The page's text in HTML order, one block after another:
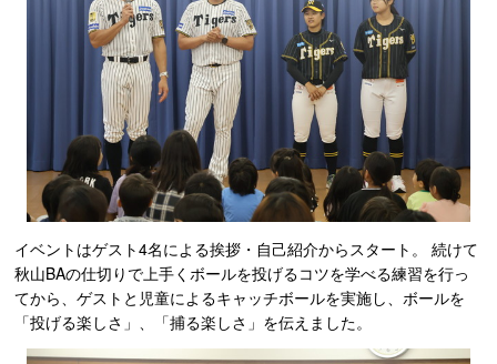
イベントはゲスト4名による挨拶・自己紹介からスタート。 続けて
秋山BAの仕切りで上手くボールを投げるコツを学べる練習を行っ
てから、ゲストと児童によるキャッチボールを実施し、ボールを
「投げる楽しさ」、「捕る楽しさ」を伝えました。